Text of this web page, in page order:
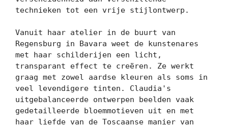
technieken tot een vrije stijlontwerp.
Vanuit haar atelier in de buurt van
Regensburg in Bavara weet de kunstenares
met haar schilderijen een licht,
transparant effect te creëren. Ze werkt
graag met zowel aardse kleuren als soms in
veel levendigere tinten. Claudia's
uitgebalanceerde ontwerpen beelden vaak
gedetailleerde bloemmotieven uit en met
haar liefde van de Toscaanse manier van